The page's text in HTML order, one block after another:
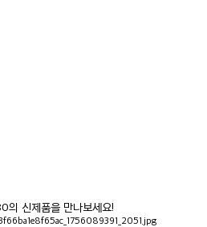
신제품을 만나보세요!